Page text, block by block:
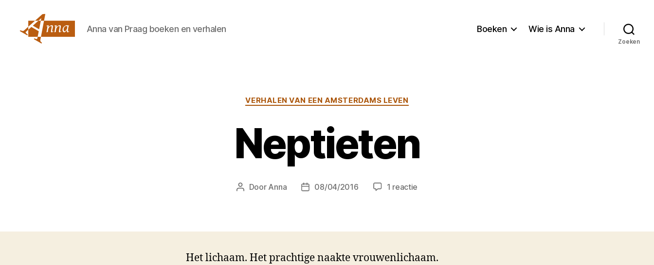
Anna van Praag boeken en verhalen Boeken Wie is Anna
Zoeken
Categorieën
VERHALEN VAN EEN AMSTERDAMS LEVEN
Neptieten
Berichtauteur
Door Anna Berichtdatum
08/04/2016 1 reactie
Het lichaam. Het prachtige naakte vrouwenlichaam.